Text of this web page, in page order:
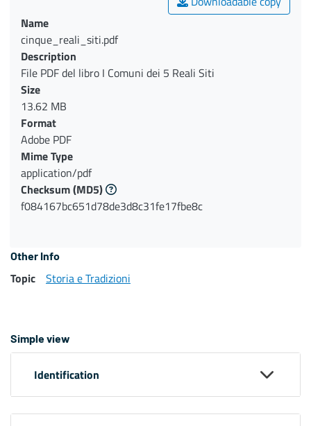
Name
cinque_reali_siti.pdf
Description
File PDF del libro I Comuni dei 5 Reali Siti
Size
13.62 MB
Format
Adobe PDF
Mime Type
application/pdf
Checksum(MD5)
f084167bc651d78de3d8c31fe17fbe8c
Other Info
Topic Storia e Tradizioni
Simple view
Identification